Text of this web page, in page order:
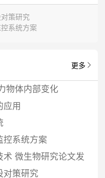
策研究
系统方案
更多
物体内部变化
应用
控系统方案
微生物研究论文发
对策研究